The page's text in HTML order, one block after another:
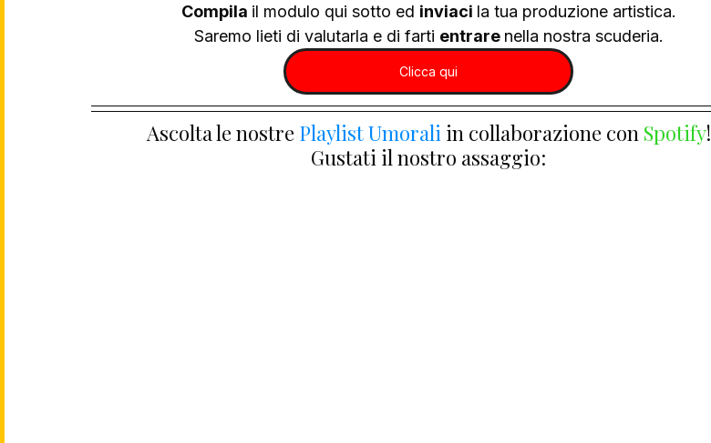
Compila il modulo qui sotto ed inviaci la tua produzione artistica.
Saremo lieti di valutarla e di farti entrare nella nostra scuderia.
Clicca qui
Ascolta le nostre Playlist Umorali in collaborazione con Spotify!
Gustati il nostro assaggio: